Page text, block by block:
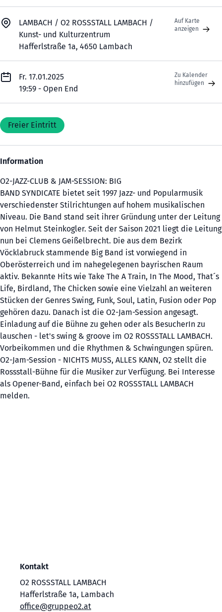
LAMBACH / O2 ROSSSTALL LAMBACH /
Kunst- und Kulturzentrum
Hafferlstraße 1a, 4650 Lambach
Auf Karte
anzeigen
Fr. 17.01.2025
19:59 - Open End
Zu Kalender
hinzufügen
Freier Eintritt
Information
O2-JAZZ-CLUB & JAM-SESSION: BIG
BAND SYNDICATE bietet seit 1997 Jazz- und Popularmusik
verschiedenster Stilrichtungen auf hohem musikalischen
Niveau. Die Band stand seit ihrer Gründung unter der Leitung
von Helmut Steinkogler. Seit der Saison 2021 liegt die Leitung
nun bei Clemens Geißelbrecht. Die aus dem Bezirk
Vöcklabruck stammende Big Band ist vorwiegend in
Oberösterreich und im nahegelegenen bayrischen Raum
aktiv. Bekannte Hits wie Take The A Train, In The Mood, That´s
Life, Birdland, The Chicken sowie eine Vielzahl an weiteren
Stücken der Genres Swing, Funk, Soul, Latin, Fusion oder Pop
gehören dazu. Danach ist die O2-Jam-Session angesagt.
Einladung auf die Bühne zu gehen oder als BesucherIn zu
lauschen - let's swing & groove im O2 ROSSSTALL LAMBACH.
Vorbeikommen und die Rhythmen & Schwingungen spüren.
O2-Jam-Session - NICHTS MUSS, ALLES KANN, O2 stellt die
Rossstall-Bühne für die Musiker zur Verfügung. Bei Interesse
als Opener-Band, einfach bei O2 ROSSSTALL LAMBACH
melden.
Kontakt
O2 ROSSSTALL LAMBACH
Hafferlstraße 1a, Lambach
office@gruppeo2.at